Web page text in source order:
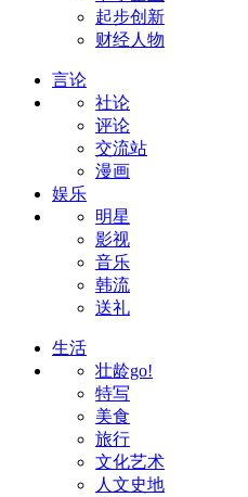
起步创新
财经人物
言论
社论
评论
交流站
漫画
娱乐
明星
影视
音乐
韩流
送礼
生活
壮龄go!
特写
美食
旅行
文化艺术
人文史地